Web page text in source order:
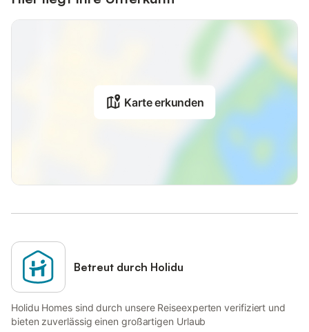
Karte erkunden
Betreut durch Holidu
Holidu Homes sind durch unsere Reiseexperten verifiziert und
bieten zuverlässig einen großartigen Urlaub